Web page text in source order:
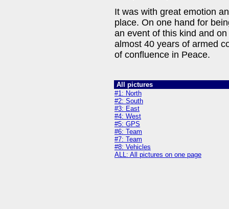
It was with great emotion
place. On one hand for
an event of this kind and
almost 40 years of armed
of confluence in Peace.
All pictures
#1: North
#2: South
#3: East
#4: West
#5: GPS
#6: Team
#7: Team
#8: Vehicles
ALL: All pictures on one page